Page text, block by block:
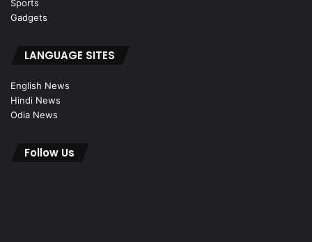
Sports
Gadgets
LANGUAGE SITES
English News
Hindi News
Odia News
Follow Us